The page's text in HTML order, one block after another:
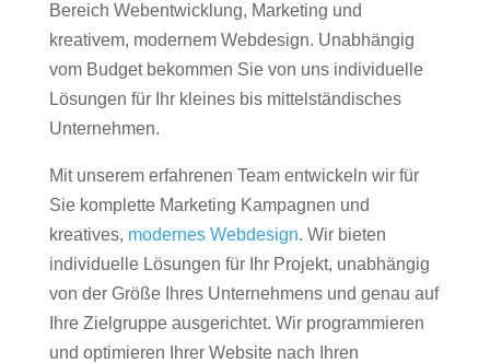
Bereich Webentwicklung, Marketing und
kreativem, modernem Webdesign. Unabhängig
vom Budget bekommen Sie von uns individuelle
Lösungen für Ihr kleines bis mittelständisches
Unternehmen.
Mit unserem erfahrenen Team entwickeln wir für
Sie komplette Marketing Kampagnen und
kreatives, modernes Webdesign. Wir bieten
individuelle Lösungen für Ihr Projekt, unabhängig
von der Größe Ihres Unternehmens und genau auf
Ihre Zielgruppe ausgerichtet. Wir programmieren
und optimieren Ihrer Website nach Ihren